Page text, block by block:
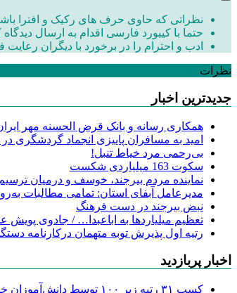
نظراتی که حاوی حرف های رکیک و افترا
حتما با کیبورد فارسی اقدام به ارسال
ادب و احترام را در برخورد با دیگران رعایت
نظرات
جدیدترین اخبار
همکاری رسانه و بانک قرض الحسنه مهر
امید به مسافران پاییزی انجماد گردشگری
‌بی‌رحمی مرد خیاط تنبل!
سکوت 163 میلیاردی شکست
نماینده مردم بیرجند، خوسف و درمیان
مدیرعامل آبفای استان: تمامی مطالبات
نبض بیرجند در دست فرهنگ
تعظیم میلیاردها به اباعبدا… / جادوی
رتیه اول پذیرش توبه متهمان درکارنامه
اخبار پربازدید
کسب ۳۱ رتبه زیر ۱۰۰ توسط دانش‌آموزان خراسان جنوبی در کنکور ۱۴۰۴